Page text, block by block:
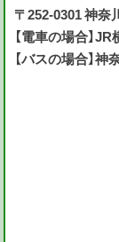
〒252-0301 神奈
【電車の場合】
【バスの場合】